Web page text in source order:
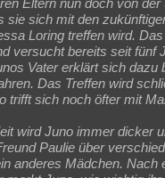
Eltern nun doch von
sie sich mit den
Loring treffen wird.
versucht bereits seit fünf
Vater erklärt sich dazu
Das Treffen wird
trifft sich noch öfter mit
wird Juno immer dicker
Paulie über
anderes Mädchen. Nach